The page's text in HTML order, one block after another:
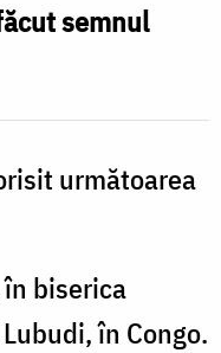
semnul
următoarea
biserica
în Congo.